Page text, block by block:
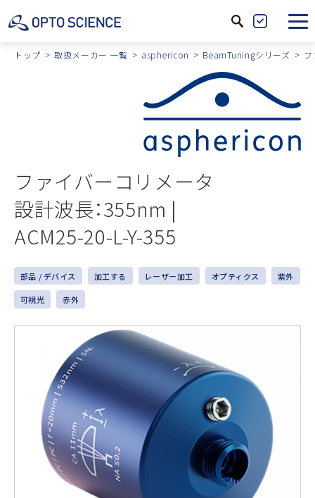
サ
イ
ト
製
品
込
トップ 取扱メーカー 一覧 asphericon BeamTuningシリーズ
ファイバーコリメータ
設計波長：355nm |
ACM25-20-L-Y-355
部品 / デバイス 加工する レーザー加工 オプティクス 紫外
可視光 赤外